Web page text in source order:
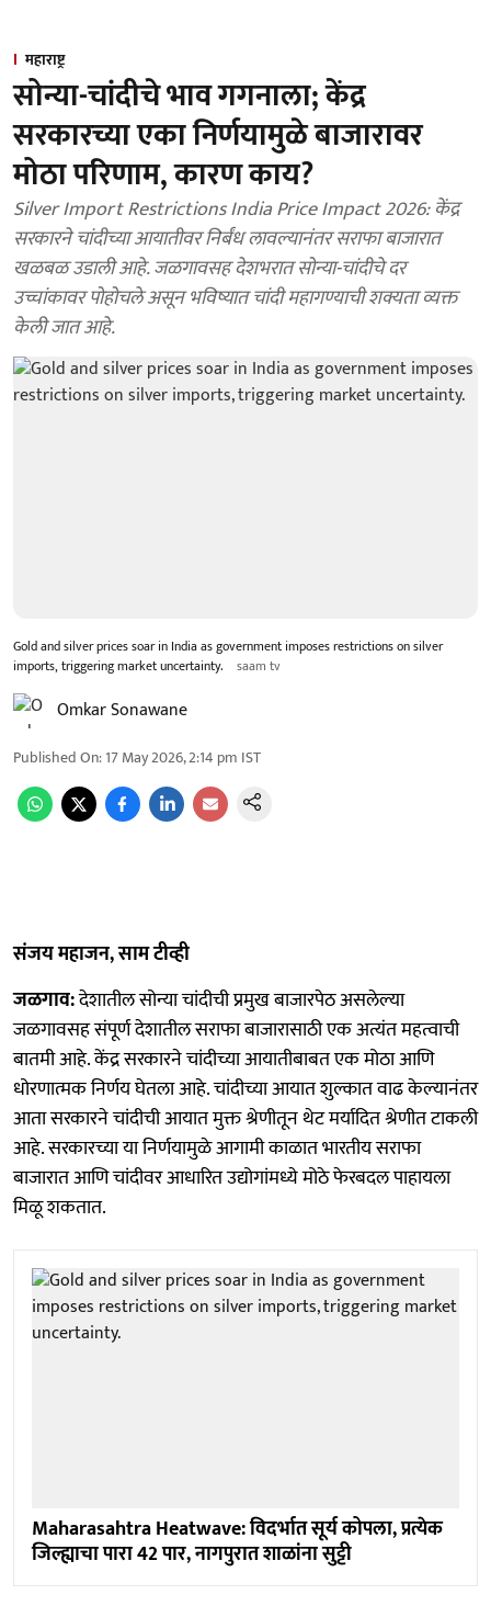
महाराष्ट्र
सोन्या-चांदीचे भाव गगनाला; केंद्र
सरकारच्या एका निर्णयामुळे बाजारावर
मोठा परिणाम, कारण काय?
Silver Import Restrictions India Price Impact 2026: केंद्र
सरकारने चांदीच्या आयातीवर निर्बंध लावल्यानंतर सराफा बाजारात
खळबळ उडाली आहे. जळगावसह देशभरात सोन्या-चांदीचे दर
उच्चांकावर पोहोचले असून भविष्यात चांदी महागण्याची शक्यता व्यक्त
केली जात आहे.
Gold and silver prices soar in India as government imposes restrictions on silver
imports, triggering market uncertainty.
saam tv
Omkar Sonawane
Published On:17 May 2026, 2:14 pm IST
संजय महाजन, साम टीव्ही
जळगाव:देशातील सोन्या चांदीची प्रमुख बाजारपेठ असलेल्या
जळगावसह संपूर्ण देशातील सराफा बाजारासाठी एक अत्यंत महत्वाची
बातमी आहे. केंद्र सरकारने चांदीच्या आयातीबाबत एक मोठा आणि
धोरणात्मक निर्णय घेतला आहे. चांदीच्या आयात शुल्कात वाढ केल्यानंतर
आता सरकारने चांदीची आयात मुक्त श्रेणीतून थेट मर्यादित श्रेणीत टाकली
आहे. सरकारच्या या निर्णयामुळे आगामी काळात भारतीय सराफा
बाजारात आणि चांदीवर आधारित उद्योगांमध्ये मोठे फेरबदल पाहायला
मिळू शकतात.
Maharasahtra Heatwave: विदर्भात सूर्य कोपला, प्रत्येक
जिल्ह्याचा पारा 42 पार, नागपुरात शाळांना सुट्टी